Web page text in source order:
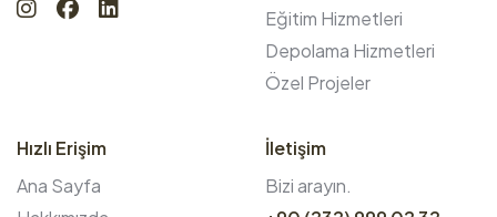
Eğitim Hizmetleri
Depolama Hizmetleri
Özel Projeler
Hızlı Erişim
Ana Sayfa
İletişim
Bizi arayın.